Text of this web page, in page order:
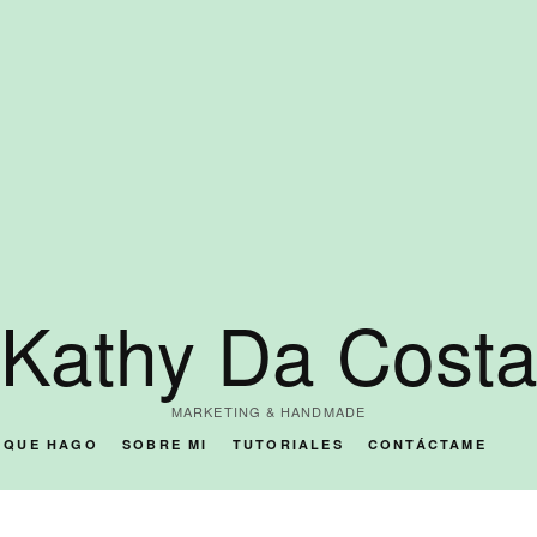
Kathy Da Costa
MARKETING & HANDMADE
HAGO SOBRE MI TUTORIALES CONTÁCTAME